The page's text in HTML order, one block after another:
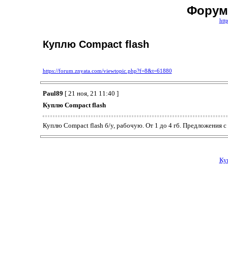
Куплю Compact flash
https://forum.znyata.com/viewtopic.php?f=8&t=61880
Paul89 [ 21 ноя, 21 11:40 ]
Куплю Compact flash
Куплю Compact flash б/у, рабочую. От 1 до 4 гб. Предложения